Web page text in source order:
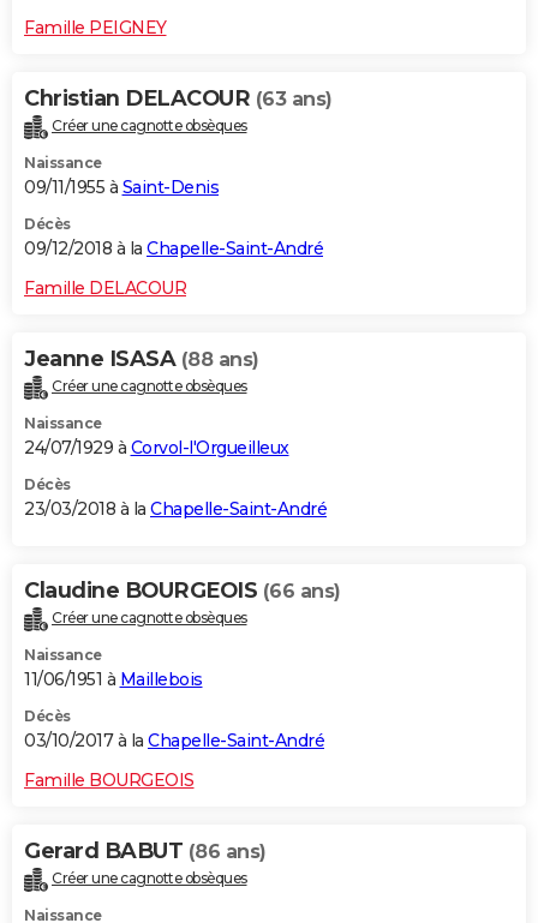
Famille PEIGNEY
Christian DELACOUR (63 ans)
Créer une cagnotte obsèques
Naissance
09/11/1955 à Saint-Denis
Décès
09/12/2018 à la Chapelle-Saint-André
Famille DELACOUR
Jeanne ISASA (88 ans)
Créer une cagnotte obsèques
Naissance
24/07/1929 à Corvol-l'Orgueilleux
Décès
23/03/2018 à la Chapelle-Saint-André
Claudine BOURGEOIS (66 ans)
Créer une cagnotte obsèques
Naissance
11/06/1951 à Maillebois
Décès
03/10/2017 à la Chapelle-Saint-André
Famille BOURGEOIS
Gerard BABUT (86 ans)
Créer une cagnotte obsèques
Naissance